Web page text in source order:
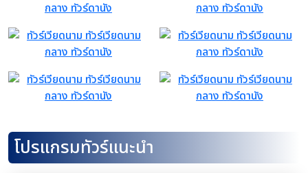
โปรแกรมทัวร์แนะนำ